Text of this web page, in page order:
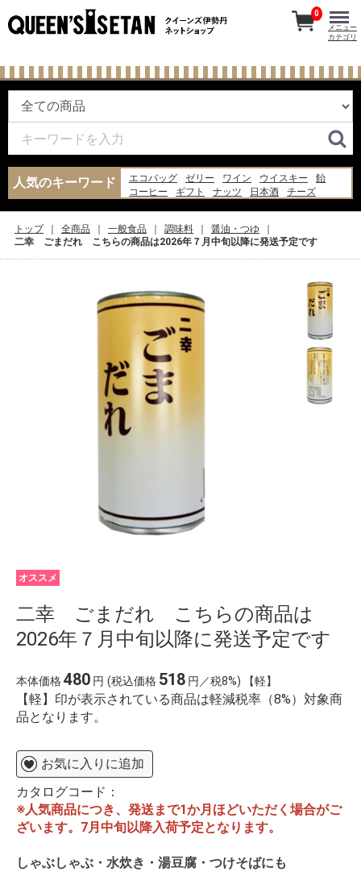
人気のキーワード エコバッグ ゼリー ワイン ウイスキー
飴
コーヒー
ギフト ナッツ 日本酒
チーズ
0
メニュー
カテゴリ
トップ 全商品 一般食品 調味料
醤油・つゆ
二幸 ごまだれ こちらの商品は2026年７月中旬以降に発送予定です
オススメ
二幸 ごまだれ こちらの商品は
2026年７月中旬以降に発送予定です
本体価格480 円 (税込価格 518 円／税8%) 【軽】
【軽】印が表示されている商品は軽減税率（8%）対象商
品となります。
お気に入りに追加
カタログコード：
※人気商品につき、発送まで1か月ほどいただく場合がご
ざいます。7月中旬以降入荷予定となります。
しゃぶしゃぶ・水炊き・湯豆腐・つけそばにも